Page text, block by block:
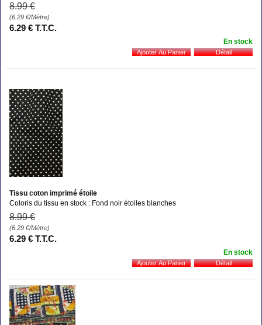
8.99 €
(6.29 €/Mètre)
6.29 € T.T.C.
En stock
Tissu coton imprimé étoile
Coloris du tissu en stock : Fond noir étoiles blanches
8.99 €
(6.29 €/Mètre)
6.29 € T.T.C.
En stock